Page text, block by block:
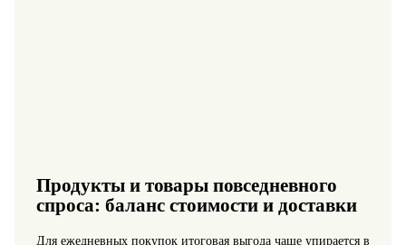
Продукты и товары повседневного
спроса: баланс стоимости и доставки
Для ежедневных покупок итоговая выгода чаще упирается в